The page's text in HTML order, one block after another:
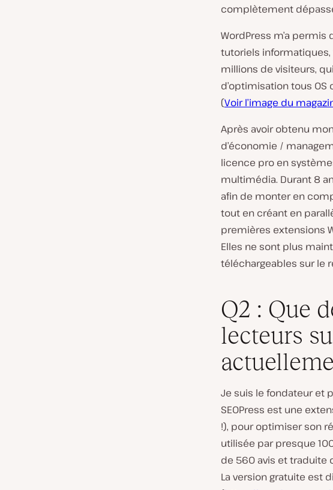
complètement
WordPress m’a permis
tutoriels
millions de visiteurs,
d’optimisation tous
(Voir l’image du
Après avoir obtenu
d’économie /
licence pro en
multimédia. Durant 8
afin de monter en
tout en créant en
premières extensions
Elles ne sont plus
téléchargeables sur le
Q2 : Que
lecteurs
Je suis le fondateur et
SEOPress est une
!), pour optimiser son
utilisée par presque
de 560 avis et traduite
La version gratuite est